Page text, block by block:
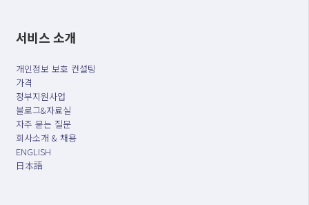
서비스 소개
개인정보 보호 컨설팅
가격
정부지원사업
블로그&자료실
자주 묻는 질문
회사소개 & 채용
ENGLISH
日本語